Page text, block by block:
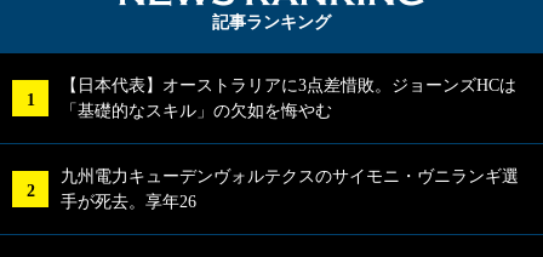
記事ランキング
【日本代表】オーストラリアに3点差惜敗。ジョーンズHCは
「基礎的なスキル」の欠如を悔やむ
九州電力キューデンヴォルテクスのサイモニ・ヴニランギ選
手が死去。享年26